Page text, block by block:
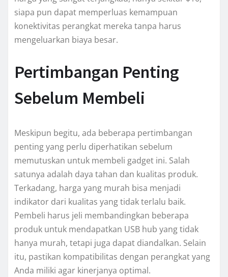
siapa pun dapat memperluas kemampuan
konektivitas perangkat mereka tanpa harus
mengeluarkan biaya besar.
Pertimbangan Penting
Sebelum Membeli
Meskipun begitu, ada beberapa pertimbangan
penting yang perlu diperhatikan sebelum
memutuskan untuk membeli gadget ini. Salah
satunya adalah daya tahan dan kualitas produk.
Terkadang, harga yang murah bisa menjadi
indikator dari kualitas yang tidak terlalu baik.
Pembeli harus jeli membandingkan beberapa
produk untuk mendapatkan USB hub yang tidak
hanya murah, tetapi juga dapat diandalkan. Selain
itu, pastikan kompatibilitas dengan perangkat yang
Anda miliki agar kinerjanya optimal.